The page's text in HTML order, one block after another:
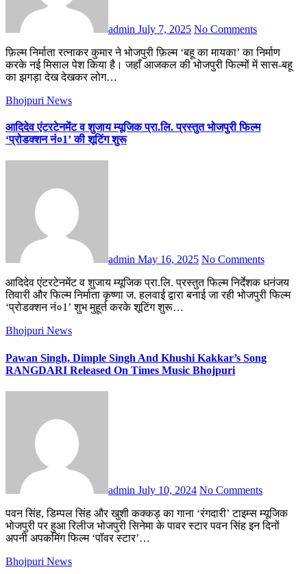
admin July 7, 2025 No Comments
फ़िल्म निर्माता रत्नाकर कुमार ने भोजपुरी फ़िल्म ‘बहू का मायका’ का निर्माण
करके नई मिसाल पेश किया है। जहाँ आजकल की भोजपुरी फिल्मों में सास-बहू
का झगड़ा देख देखकर लोग…
Bhojpuri News
आदिदेव एंटरटेनमेंट व शुजाय म्यूजिक प्रा.लि. प्रस्तुत भोजपुरी फिल्म
‘प्रोडक्शन नं०1’ की शूटिंग शुरू
admin May 16, 2025 No Comments
आदिदेव एंटरटेनमेंट व शुजाय म्यूजिक प्रा.लि. प्रस्तुत फिल्म निर्देशक धनंजय
तिवारी और फिल्म निर्माता कृष्णा ज. हलवाई द्वारा बनाई जा रही भोजपुरी फिल्म
‘प्रोडक्शन नं०1’ शुभ मुहूर्त करके शूटिंग शुरू…
Bhojpuri News
Pawan Singh, Dimple Singh And Khushi Kakkar’s Song
RANGDARI Released On Times Music Bhojpuri
admin July 10, 2024 No Comments
पवन सिंह, डिम्पल सिंह और खुशी कक्कड़ का गाना ‘रंगदारी’ टाइम्स म्यूजिक
भोजपुरी पर हुआ रिलीज भोजपुरी सिनेमा के पावर स्टार पवन सिंह इन दिनों
अपनी अपकमिंग फिल्म ‘पॉवर स्टार’…
Bhojpuri News